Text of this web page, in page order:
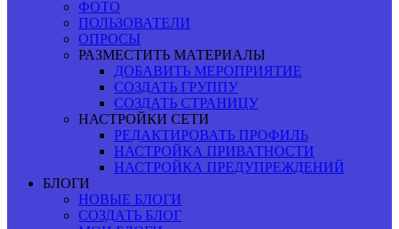
ФОТО
ПОЛЬЗОВАТЕЛИ
ОПРОСЫ
РАЗМЕСТИТЬ МАТЕРИАЛЫ
ДОБАВИТЬ МЕРОПРИЯТИЕ
СОЗДАТЬ ГРУППУ
СОЗДАТЬ СТРАНИЦУ
НАСТРОЙКИ СЕТИ
РЕДАКТИРОВАТЬ ПРОФИЛЬ
НАСТРОЙКА ПРИВАТНОСТИ
НАСТРОЙКА ПРЕДУПРЕЖДЕНИЙ
БЛОГИ
НОВЫЕ БЛОГИ
СОЗДАТЬ БЛОГ